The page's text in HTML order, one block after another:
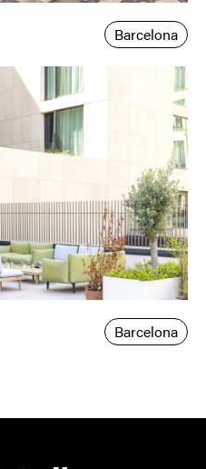
Barcelona
Barcelona